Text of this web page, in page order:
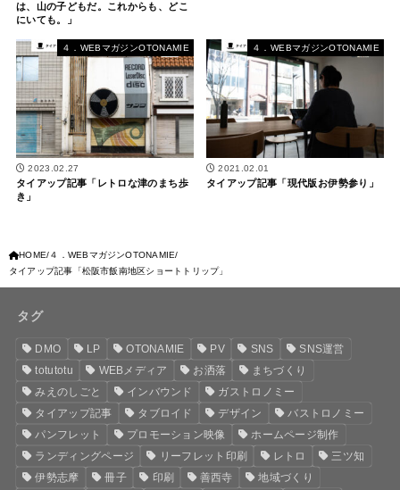
は、山の子どもだ。これからも、どこ
にいても。」
４．WEBマガジンOTONAMIE
2023.02.27
タイアップ記事「レトロな津のまち歩
き」
４．WEBマガジンOTONAMIE
2021.02.01
タイアップ記事「現代版お伊勢参り」
HOME ４．WEBマガジンOTONAMIE
タイアップ記事「松阪市飯南地区ショートトリップ」
タグ
DMO LP OTONAMIE PV SNS
SNS運営
totutotu
WEBメディア お洒落
まちづくり
みえのしごと
インバウンド
ガストロノミー
タイアップ記事
タブロイド デザイン
バストロノミー
パンフレット
プロモーション映像
ホームページ制作
ランディングページ
リーフレット印刷 レトロ
三ツ知
伊勢志摩
冊子 印刷 善西寺 地域づくり